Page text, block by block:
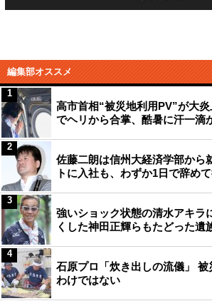
編集部オススメ
高市首相“被災地利用PV”が大
でヘリから合掌、酷暑に汗一滴
1
佐藤二朗は信州大経済学部から
トに入社も、わずか1日で辞め
2
強いショック状態の清水アキ
くした神田正輝らもたどった遺
3
石原プロ「炊き出しの流儀」
わけではない
4